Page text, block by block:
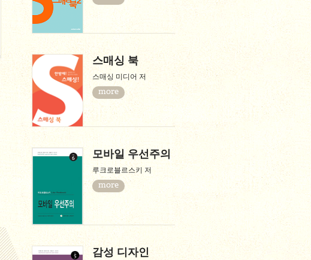
스매싱 북
스매싱 미디어 저
more
모바일 우선주의
루크로블르스키 저
more
감성 디자인